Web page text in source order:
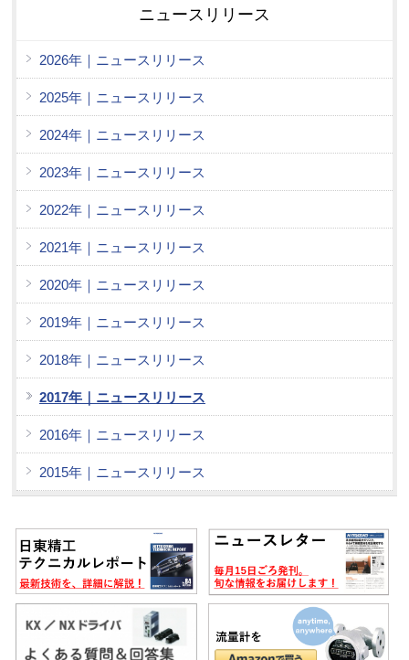
ニュースリリース
2026年｜ニュースリリース
2025年｜ニュースリリース
2024年｜ニュースリリース
2023年｜ニュースリリース
2022年｜ニュースリリース
2021年｜ニュースリリース
2020年｜ニュースリリース
2019年｜ニュースリリース
2018年｜ニュースリリース
2017年｜ニュースリリース
2016年｜ニュースリリース
2015年｜ニュースリリース